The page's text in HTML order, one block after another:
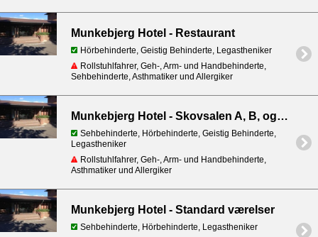
Munkebjerg Hotel - Restaurant
Hörbehinderte, Geistig Behinderte, Legastheniker
Rollstuhlfahrer, Geh-, Arm- und Handbehinderte,
Sehbehinderte, Asthmatiker und Allergiker
Munkebjerg Hotel - Skovsalen A, B, og Munkebjerg salen
Sehbehinderte, Hörbehinderte, Geistig Behinderte,
Legastheniker
Rollstuhlfahrer, Geh-, Arm- und Handbehinderte,
Asthmatiker und Allergiker
Munkebjerg Hotel - Standard værelser
Sehbehinderte, Hörbehinderte, Legastheniker